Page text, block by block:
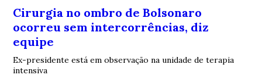
Cirurgia no ombro de Bolsonaro
ocorreu sem intercorrências, diz
equipe
Ex-presidente está em observação na unidade de terapia
intensiva